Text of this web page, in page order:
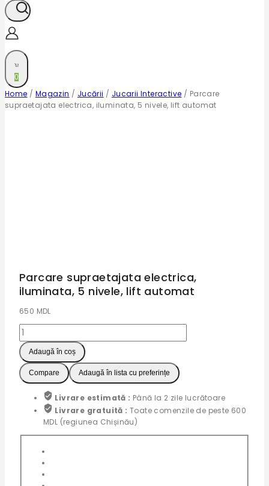
0
Home / Magazin / Jucării / Jucarii Interactive / Parcare
supraetajata electrica, iluminata, 5 nivele, lift automat
Parcare supraetajata electrica,
iluminata, 5 nivele, lift automat
650 MDL
Cantitate
Parcare
supraetajata
electrica,
iluminata,
nivele,
automat
Adaugă în coș
Compare Adaugă în lista cu preferințe
Livrare estimată : Până la 2 zile lucrătoare
Livrare gratuită :Toate comenzile de peste 600
MDL (regiunea Chișinău)